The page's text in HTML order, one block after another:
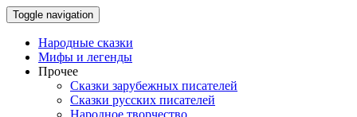
Toggle navigation
Народные сказки
Мифы и легенды
Прочее
Сказки зарубежных писателей
Сказки русских писателей
Народное творчество